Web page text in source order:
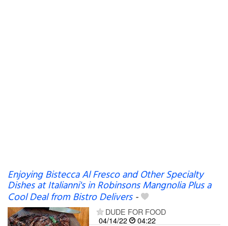
Enjoying Bistecca Al Fresco and Other Specialty
Dishes at Italianni's in Robinsons Mangnolia Plus a
Cool Deal from Bistro Delivers-
DUDE FOR FOOD
04/14/22
04:22